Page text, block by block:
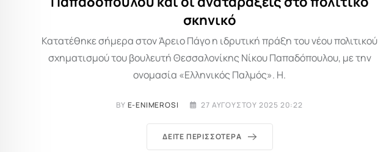
σκηνικό
Κατατέθηκε σήμερα στον Άρειο Πάγο η ιδρυτική πράξη του νέου πολιτικού
σχηματισμού του βουλευτή Θεσσαλονίκης Νίκου Παπαδόπουλου, με την
ονομασία «Ελληνικός Παλμός». Η.
BY E-ENIMEROSI 27 ΑΥΓΟΎΣΤΟΥ 2025 20:22
ΔΕΊΤΕ ΠΕΡΙΣΣΌΤΕΡΑ